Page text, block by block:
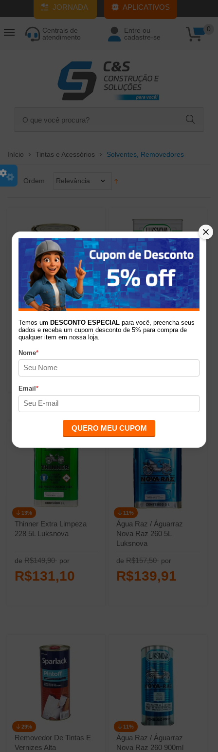
JORNADA APLICATIVOS
Centrais de
atendimento
Entre ou
cadastre-se
0
Início Tintas e Acessórios Solventes, Removedores
Ordem Relevância
Removedor Tintas,
Vernizes, Textura Em Gel
Striptizi 1kg Montana
29%
R$49,90
Thinner Multiuso 206 5L
Luksnova
13%
R$111,00
Thinner Extra Limpeza
228 5L Luksnova
de R$149,90
13%
por
R$131,10
Água Raz / Águarraz
Nova Raz 260 5L
Luksnova
de R$157,50
11%
por
R$139,91
Removedor De Tintas E
Vernizes Alta
29%
Água Raz / Águarraz
Nova Raz 260 900ml
11%
Temos um DESCONTO ESPECIAL para você, preencha seus
dados e receba um cupom desconto de 5% para compra de
qualquer item em nossa loja.
Nome*
Email *
QUERO MEU CUPOM